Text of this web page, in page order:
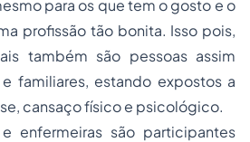
para os que tem o gosto e o
profissão tão bonita. Isso pois,
também são pessoas assim
familiares, estando expostos a
cansaço físico e psicológico.
enfermeiras são participantes